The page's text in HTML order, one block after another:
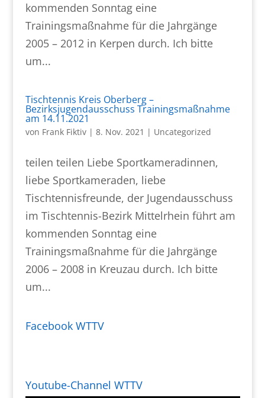
kommenden Sonntag eine
Trainingsmaßnahme für die Jahrgänge
2005 – 2012 in Kerpen durch. Ich bitte
um...
Tischtennis Kreis Oberberg –
Bezirksjugendausschuss Trainingsmaßnahme
am 14.11.2021
von Frank Fiktiv| 8. Nov. 2021 | Uncategorized
teilen teilen Liebe Sportkameradinnen,
liebe Sportkameraden, liebe
Tischtennisfreunde, der Jugendausschuss
im Tischtennis-Bezirk Mittelrhein führt am
kommenden Sonntag eine
Trainingsmaßnahme für die Jahrgänge
2006 – 2008 in Kreuzau durch. Ich bitte
um...
Facebook WTTV
Youtube-Channel WTTV